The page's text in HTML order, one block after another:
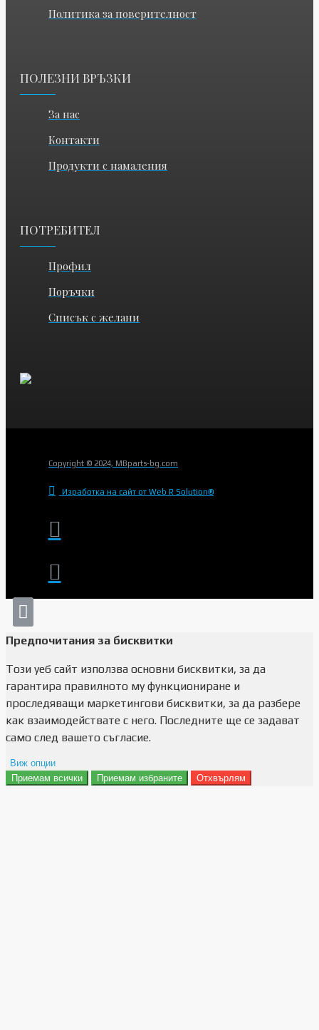
Политика за поверителност
ПОЛЕЗНИ ВРЪЗКИ
За нас
Контакти
Продукти с намаления
ПОТРЕБИТЕЛ
Профил
Поръчки
Списък с желани
Copyright © 2024, MBparts-bg.com
Изработка на сайт от Web R Solution®
Предпочитания за бисквитки
Този уеб сайт използва основни бисквитки, за да
гарантира правилното му функциониране и
проследяващи маркетингови бисквитки, за да разбере
как взаимодействате с него. Последните ще се задават
само след вашето съгласие.
Виж опции
Препочитания за реклами
Приемам всички Приемам избраните Отхвърлям